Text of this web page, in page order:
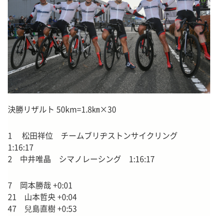
決勝リザルト 50km=1.8㎞×30
1 松田祥位 チームブリヂストンサイクリング
1:16:17
2 中井唯晶 シマノレーシング 1:16:17
7 岡本勝哉 +0:01
21 山本哲央 +0:04
47 兒島直樹 +0:53